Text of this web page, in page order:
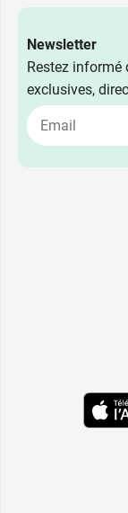
Newsletter
Restez informé
exclusives,